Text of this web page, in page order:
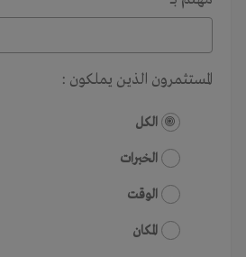
المستثمرون الذين يملكون :
الكل
الخبرات
الوقت
المكان